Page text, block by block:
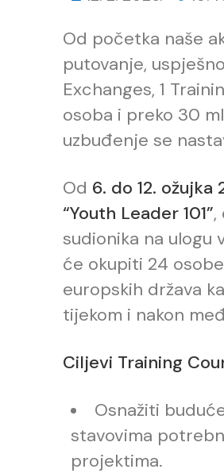
Od početka naše
putovanje,
Exchanges, 1
osoba i preko 30
uzbuđenje se
Od 6. do 12. ožujka
“Youth Leader 101”,
sudionika na ulogu
će okupiti 24
europskih država
tijekom i nakon
Ciljevi Training
Osnažiti
stavovima
projektima.